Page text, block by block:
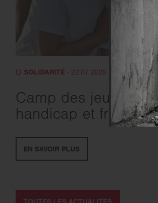
SOLIDARITÉ- 22.07.2026
Camp des jeunes :
handicap et fraternité
EN SAVOIR PLUS